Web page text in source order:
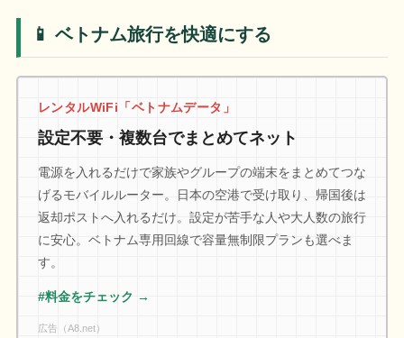
📱 ベトナム旅行を快適にする
レンタルWiFi「ベトナムデータ」
設定不要・複数台でまとめてネット
電源を入れるだけで家族やグループの端末をまとめてつな
げるモバイルルーター。日本の空港で受け取り、帰国後は
返却ポストへ入れるだけ。設定が苦手な人や大人数の旅行
に安心。ベトナム専用回線で容量無制限プランも選べま
す。
#料金をチェック →
広告（A8.net）